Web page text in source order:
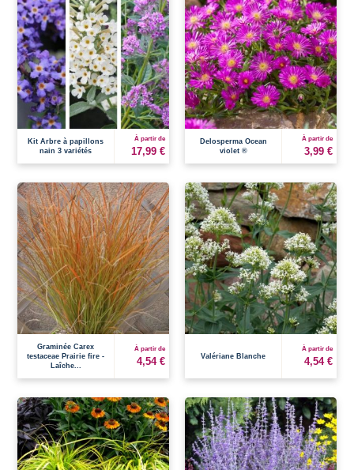
Kit Arbre à papillons
nain 3 variétés
À partir de
17,99 €
Delosperma Ocean
violet ®
À partir de
3,99 €
Graminée Carex
testaceae Prairie fire -
Laîche...
À partir de
4,54 € Valériane Blanche
À partir de
4,54 €